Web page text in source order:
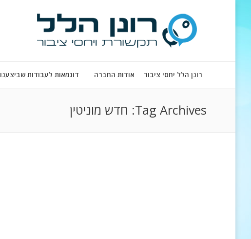
רונן הלל יחסי ציבור אודות החברה דוגמאות לעבודות שביצענו
Tag Archives: חדש מוניטין